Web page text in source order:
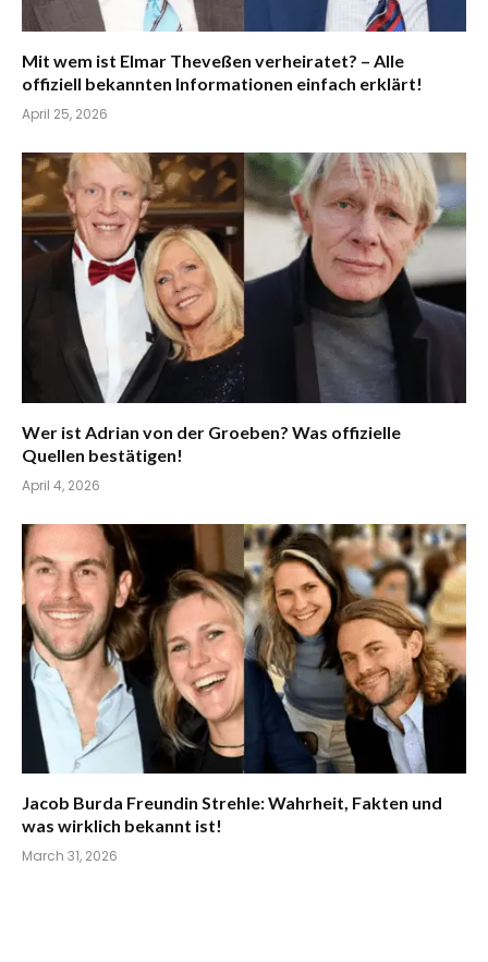
Mit wem ist Elmar Theveßen verheiratet? – Alle
offiziell bekannten Informationen einfach erklärt!
April 25, 2026
Wer ist Adrian von der Groeben? Was offizielle
Quellen bestätigen!
April 4, 2026
Jacob Burda Freundin Strehle: Wahrheit, Fakten und
was wirklich bekannt ist!
March 31, 2026